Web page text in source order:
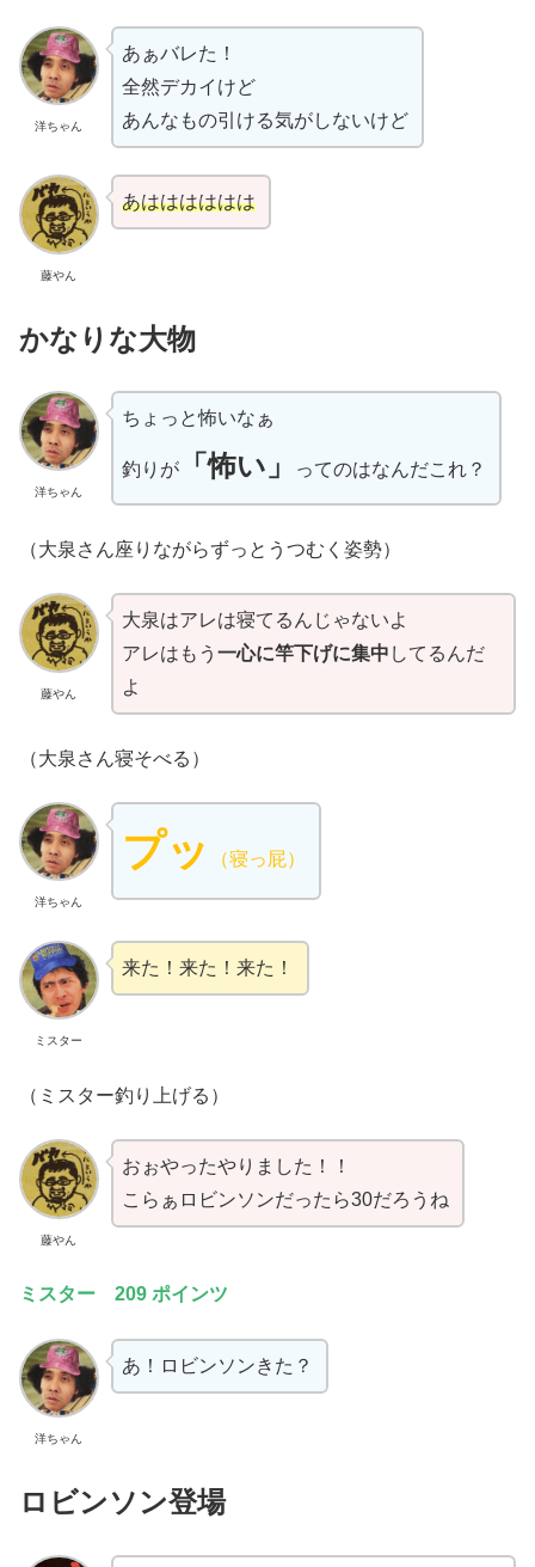
洋ちゃん
あぁバレた！
全然デカイけど
あんなもの引ける気がしないけど
藤やん
あはははははは
かなりな大物
洋ちゃん
ちょっと怖いなぁ
釣りが「怖い」 ってのはなんだこれ？
（大泉さん座りながらずっとうつむく姿勢）
藤やん
大泉はアレは寝てるんじゃないよ
アレはもう 一心に竿下げに集中 してるんだ
よ
（大泉さん寝そべる）
洋ちゃん
プッ （寝っ屁）
ミスター
来た！来た！来た！
（ミスター釣り上げる）
藤やん
おぉやったやりました！！
こらぁロビンソンだったら30だろうね
ミスター 209 ポインツ
洋ちゃん
あ！ロビンソンきた？
ロビンソン登場